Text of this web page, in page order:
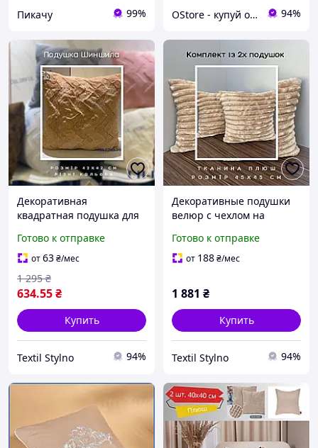
Пикачу 99% OStore - купуй онлайн! 94%
Декоративная
квадратная подушка для
декоративные подушки
со сьемным чехлом
шиншила 42х42
Готово к отправке
от63₴/мес
634.55₴
1 295 ₴
Купить
Textil Stylno 94%
Декоративные подушки
велюр с чехлом на
декоративных подушек
для дивана Подушки
Готово к отправке
от 188₴/мес
1 881 ₴
Купить
Textil Stylno 94%